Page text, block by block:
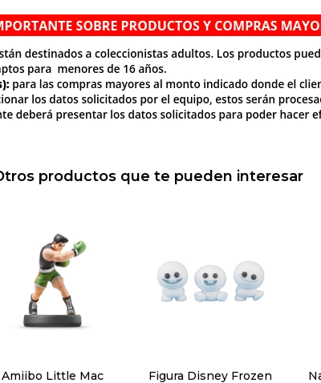
productos que te pueden interesar
Amiibo Little Mac
Figura Disney Frozen